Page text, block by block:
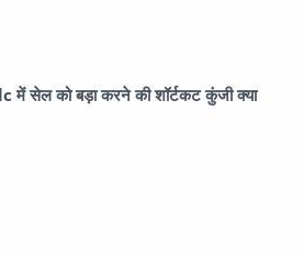
सेल को बड़ा करने की शॉर्टकट कुंजी क्या